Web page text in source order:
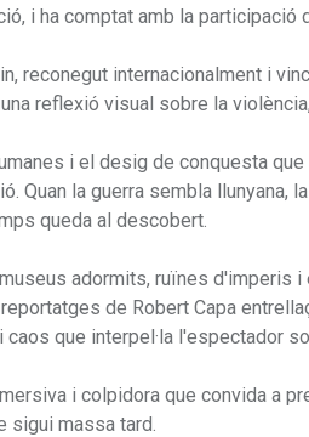
i ha comptat amb la participació
reconegut internacionalment i
reflexió visual sobre la
i el desig de conquesta
Quan la guerra sembla llunyana,
queda al descobert.
adormits, ruïnes
de Robert Capa
que interpel·la l'espectador
i colpidora que convida a
sigui massa tard.